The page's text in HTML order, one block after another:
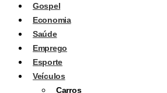
Gospel
Economia
Saúde
Emprego
Esporte
Veículos
Carros